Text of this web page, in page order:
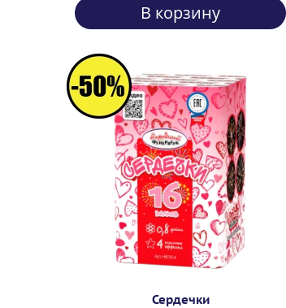
В корзину
Сердечки